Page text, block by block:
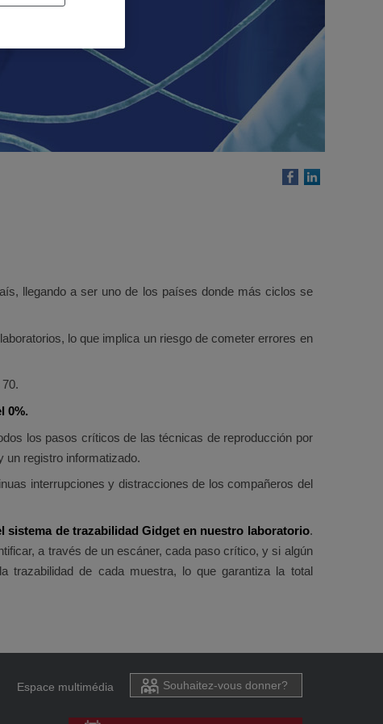
llegando a ser uno de los países donde más ciclos se
lo que implica un riesgo de cometer errores en
0%.
los pasos críticos de las técnicas de reproducción por
un registro informatizado.
interrupciones y distracciones de los compañeros del
de trazabilidad Gidget en nuestro laboratorio.
a través de un escáner, cada paso crítico, y si algún
trazabilidad de cada muestra, lo que garantiza la total
Espace multimédia Souhaitez-vous donner?